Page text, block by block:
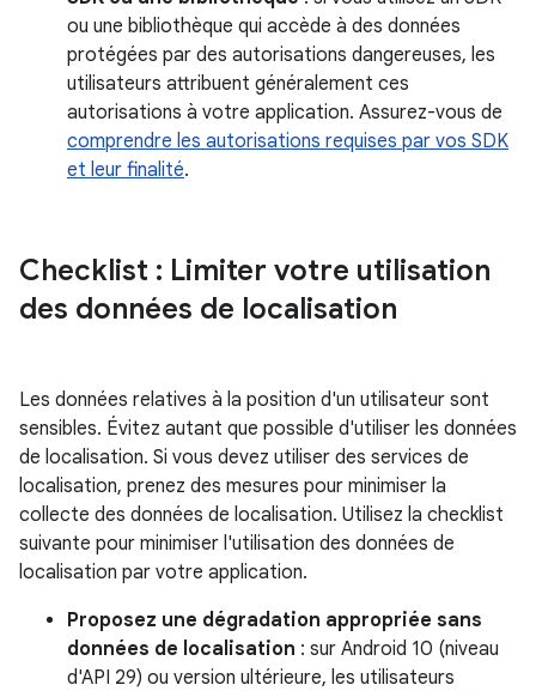
ou une bibliothèque qui accède à des données
protégées par des autorisations dangereuses, les
utilisateurs attribuent généralement ces
autorisations à votre application. Assurez-vous de
comprendre les autorisations requises par vos SDK
et leur finalité.
Checklist : Limiter votre utilisation
des données de localisation
Les données relatives à la position d'un utilisateur sont
sensibles. Évitez autant que possible d'utiliser les données
de localisation. Si vous devez utiliser des services de
localisation, prenez des mesures pour minimiser la
collecte des données de localisation. Utilisez la checklist
suivante pour minimiser l'utilisation des données de
localisation par votre application.
Proposez une dégradation appropriée sans
données de localisation : sur Android 10 (niveau
d'API 29) ou version ultérieure, les utilisateurs